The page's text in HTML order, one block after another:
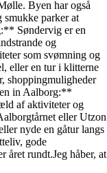
Byen har også
smukke parker at
Søndervig er en
og
som svømning og
eller en tur i klitterne
shoppingmuligheder
in Aalborg:**
af aktiviteter og
eller Utzon
nyde en gåtur langs
gode
året rundt.Jeg håber, at